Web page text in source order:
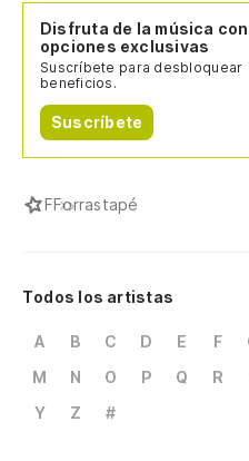
Disfruta de la música con
opciones exclusivas
Suscríbete para desbloquear
beneficios.
Suscríbete
FForrastapé
Todos los artistas
A B C D E F
M
N O P Q R
Y
Z #